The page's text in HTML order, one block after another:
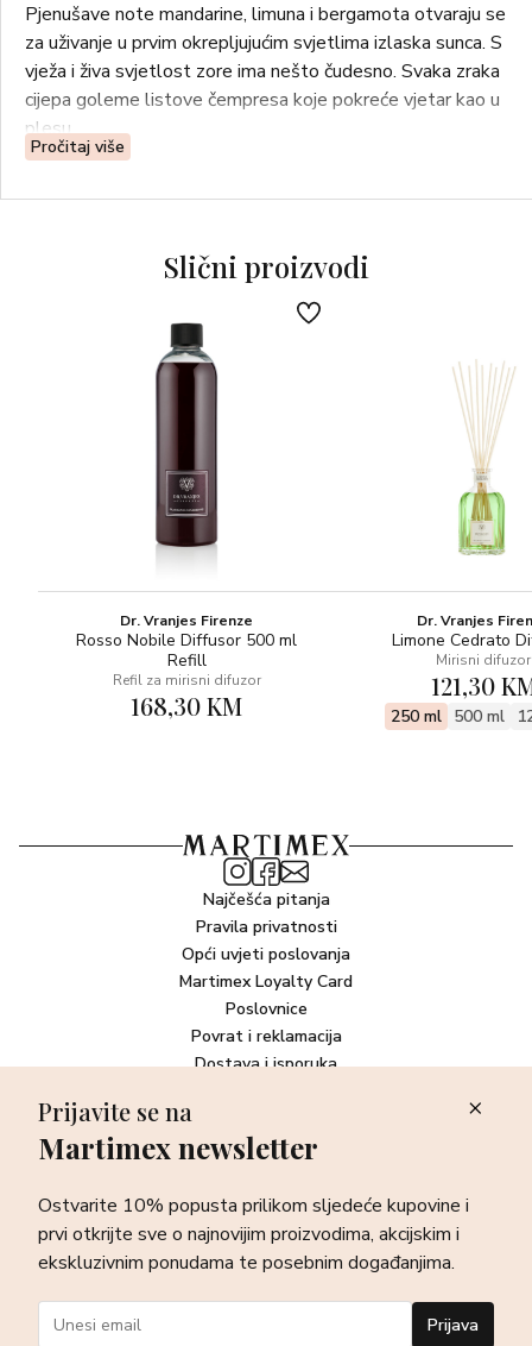
Pjenušave note mandarine, limuna i bergamota otvaraju se
za uživanje u prvim okrepljujućim svjetlima izlaska sunca. S
vježa i živa svjetlost zore ima nešto čudesno. Svaka zraka
cijepa goleme listove čempresa koje pokreće vjetar kao u
plesu.
Na koži se aromatične i drvenaste varijacije razdvajaju i
(BADIANE), MANDARINA
NOTE SRCA: PETIT-GRAIN, MIMOZA, KORIJANDAR,
BAZNE NOTE: CEDROVO DRVO S MADAGASKARA,
VETIVER, IRIAN OUD
OLFAKTIVNA OBITELJ:TAJNO CVJETNO, DRVENASTO
Parfumer: CRISTIAN CALABRÒ
Pročitaj više
Slični proizvodi
Dr. Vranjes Firenze
Rosso Nobile Diffusor 500 ml
Refill
Refil za mirisni difuzor
168,30 KM
Dr. Vranjes
Limone Cedrato
Mirisni difuzor
121,30
250 ml 500 ml
Najčešća pitanja
Pravila privatnosti
Opći uvjeti poslovanja
Martimex Loyalty Card
Poslovnice
Povrat i reklamacija
Dostava i isporuka
Newsletter
sve o najnovijim proizvodima, akcijskim i ekskluzivnim
ponudama te posebnim događanjima.
Prijava
Prijavite se na
Martimex newsletter
Ostvarite 10% popusta prilikom sljedeće kupovine i
prvi otkrijte sve o najnovijim proizvodima, akcijskim i
ekskluzivnim ponudama te posebnim događanjima.
Prijava